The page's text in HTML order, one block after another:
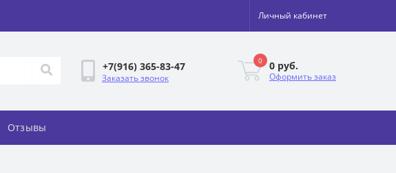
Личный кабинет
+7(916) 365-83-47
Заказать звонок
0 0 руб.
Оформить заказ
Отзывы